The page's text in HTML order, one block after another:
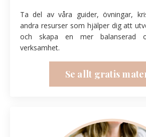
Ta del av våra guider, övningar,
andra resurser som hjälper dig att
och skapa en mer balanserad
verksamhet.
Se allt gratis